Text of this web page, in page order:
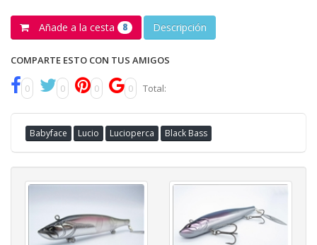
Añade a la cesta 8 Descripción
COMPARTE ESTO CON TUS AMIGOS
0 0 0 0 Total:
Babyface Lucio Lucioperca Black Bass